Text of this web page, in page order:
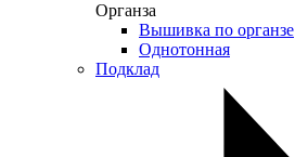
Органза
Вышивка по органзе
Однотонная
Подклад